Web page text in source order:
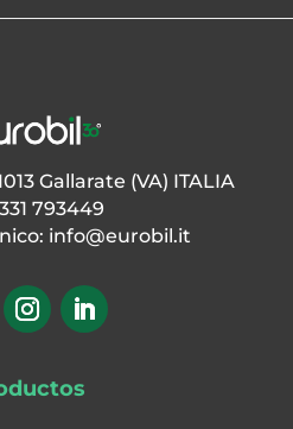
Gallarate (VA) ITALIA
793449
info@eurobil.it